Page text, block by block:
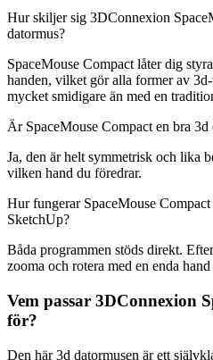
Hur skiljer sig 3DConnexion
datormus?
SpaceMouse Compact låter dig
handen, vilket gör alla former av
mycket smidigare än med en
Är SpaceMouse Compact en bra
Ja, den är helt symmetrisk och lika
vilken hand du föredrar.
Hur fungerar SpaceMouse
SketchUp?
Båda programmen stöds direkt.
zooma och rotera med en enda
Vem passar 3DConnexion
för?
Den här 3d datormusen är ett